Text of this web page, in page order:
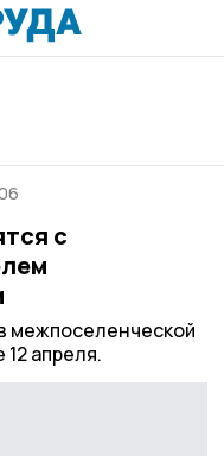
с
межпоселенческой
апреля.